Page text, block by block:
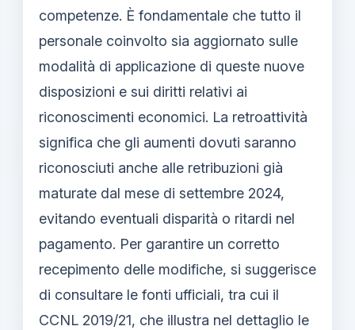
competenze. È fondamentale che tutto il
personale coinvolto sia aggiornato sulle
modalità di applicazione di queste nuove
disposizioni e sui diritti relativi ai
riconoscimenti economici. La retroattività
significa che gli aumenti dovuti saranno
riconosciuti anche alle retribuzioni già
maturate dal mese di settembre 2024,
evitando eventuali disparità o ritardi nel
pagamento. Per garantire un corretto
recepimento delle modifiche, si suggerisce
di consultare le fonti ufficiali, tra cui il
CCNL 2019/21, che illustra nel dettaglio le